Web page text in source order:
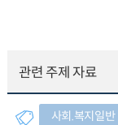
관련 주제 자료
사회.복지일반